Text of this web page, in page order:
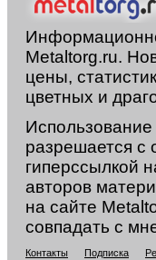
Metaltorg.ru.
цены,
цветных и
разрешается с
гиперссылкой
авторов
на сайте
совпадать с
Контакты Подписка